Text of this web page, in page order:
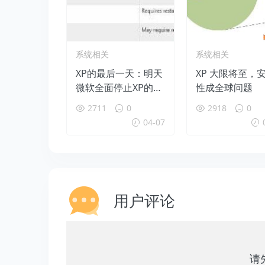
系统相关
XP的最后一天：明天
微软全面停止XP的支
持服务2711
0
04-07
系统相关
XP 大限将至，
性成全球问题
2918
0
用户评论
请